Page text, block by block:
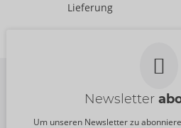
Lieferung
Newsletter
Um unseren Newsletter zu